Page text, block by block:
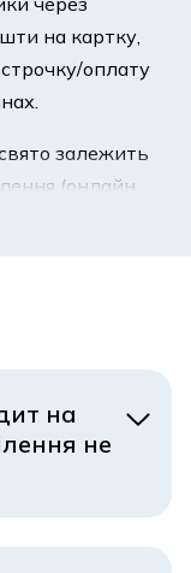
на картку,
оплату
залежить
(онлайн
продукту,
Дізнайтеся, чи
на
на
не